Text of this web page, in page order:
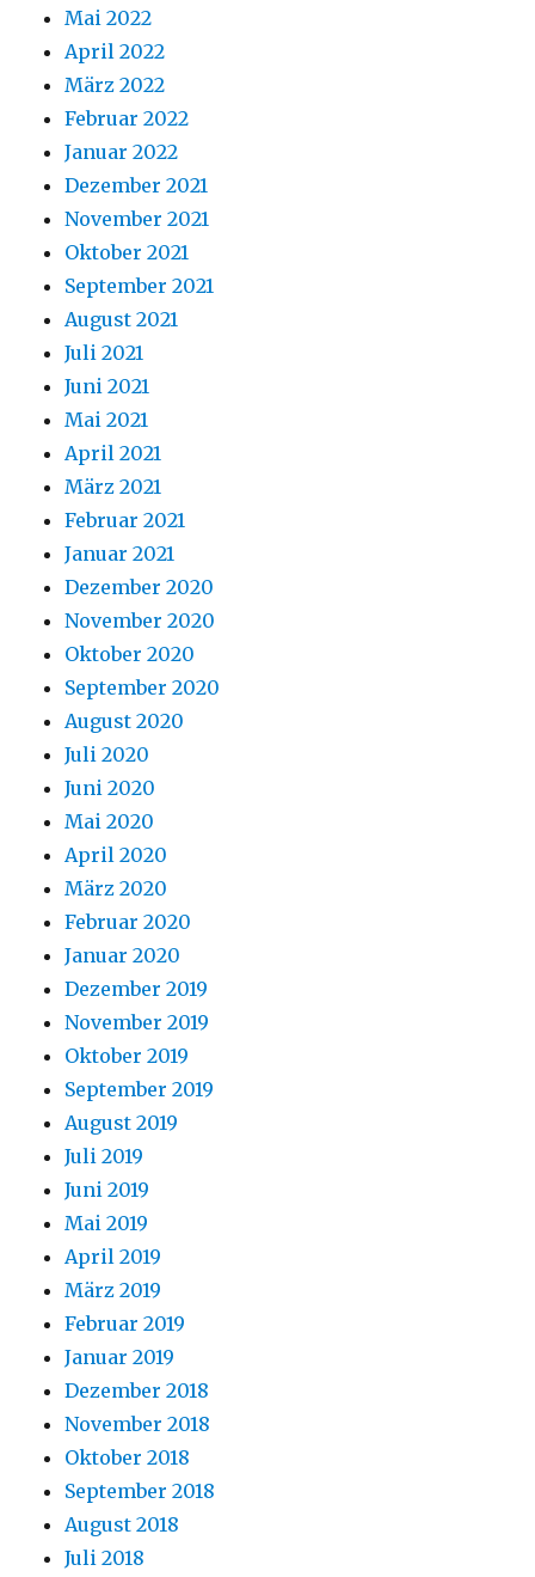
Mai 2022
April 2022
März 2022
Februar 2022
Januar 2022
Dezember 2021
November 2021
Oktober 2021
September 2021
August 2021
Juli 2021
Juni 2021
Mai 2021
April 2021
März 2021
Februar 2021
Januar 2021
Dezember 2020
November 2020
Oktober 2020
September 2020
August 2020
Juli 2020
Juni 2020
Mai 2020
April 2020
März 2020
Februar 2020
Januar 2020
Dezember 2019
November 2019
Oktober 2019
September 2019
August 2019
Juli 2019
Juni 2019
Mai 2019
April 2019
März 2019
Februar 2019
Januar 2019
Dezember 2018
November 2018
Oktober 2018
September 2018
August 2018
Juli 2018